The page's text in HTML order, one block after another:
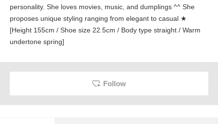
personality. She loves movies, music, and dumplings ^^ She
proposes unique styling ranging from elegant to casual ★
[Height 155cm / Shoe size 22.5cm / Body type straight / Warm
undertone spring]
Follow